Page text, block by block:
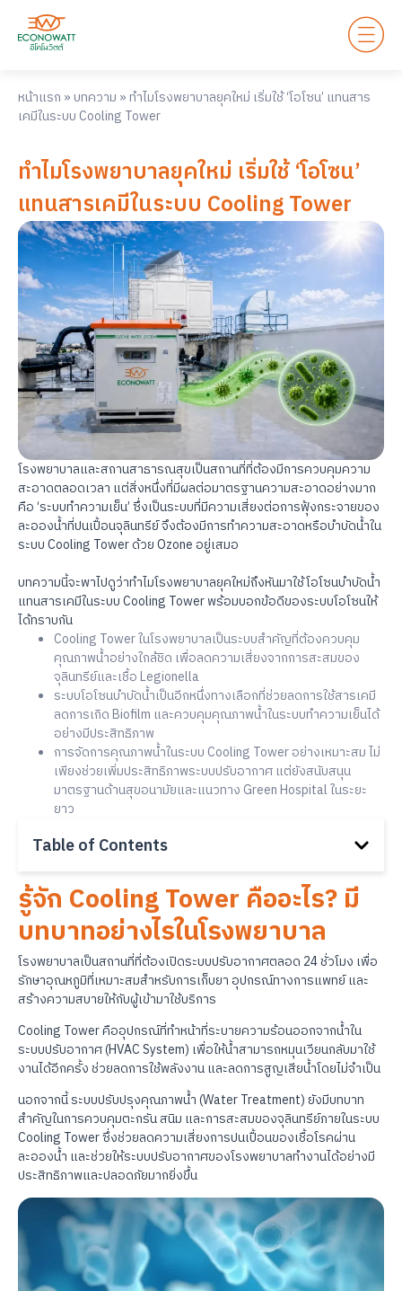
หน้าแรก » บทความ » ทำไมโรงพยาบาลยุคใหม่ เริ่มใช้ ‘โอโซน’ แทนสาร
เคมีในระบบ Cooling Tower
ทำไมโรงพยาบาลยุคใหม่ เริ่มใช้ ‘โอโซน’
แทนสารเคมีในระบบ Cooling Tower
โรงพยาบาลและสถานสาธารณสุขเป็นสถานที่ที่ต้องมีการควบคุมความ
สะอาดตลอดเวลา แต่สิ่งหนึ่งที่มีผลต่อมาตรฐานความสะอาดอย่างมาก
คือ ‘ระบบทำความเย็น’ ซึ่งเป็นระบบที่มีความเสี่ยงต่อการฟุ้งกระจายของ
ละอองน้ำที่ปนเปื้อนจุลินทรีย์ จึงต้องมีการทำความสะอาดหรือบำบัดน้ำใน
ระบบ Cooling Tower ด้วย Ozone อยู่เสมอ
บทความนี้จะพาไปดูว่าทำไมโรงพยาบาลยุคใหม่ถึงหันมาใช้โอโซนบำบัดน้ำ
แทนสารเคมีในระบบ Cooling Tower พร้อมบอกข้อดีของระบบโอโซนให้
ได้ทราบกัน
Cooling Tower ในโรงพยาบาลเป็นระบบสำคัญที่ต้องควบคุม
คุณภาพน้ำอย่างใกล้ชิด เพื่อลดความเสี่ยงจากการสะสมของ
จุลินทรีย์และเชื้อ Legionella
ระบบโอโซนบำบัดน้ำเป็นอีกหนึ่งทางเลือกที่ช่วยลดการใช้สารเคมี
ลดการเกิด Biofilm และควบคุมคุณภาพน้ำในระบบทำความเย็นได้
อย่างมีประสิทธิภาพ
การจัดการคุณภาพน้ำในระบบ Cooling Tower อย่างเหมาะสม ไม่
เพียงช่วยเพิ่มประสิทธิภาพระบบปรับอากาศ แต่ยังสนับสนุน
มาตรฐานด้านสุขอนามัยและแนวทาง Green Hospital ในระยะ
ยาว
Table of Contents
รู้จัก Cooling Tower คืออะไร? มี
บทบาทอย่างไรในโรงพยาบาล
โรงพยาบาลเป็นสถานที่ที่ต้องเปิดระบบปรับอากาศตลอด 24 ชั่วโมง เพื่อ
รักษาอุณหภูมิที่เหมาะสมสำหรับการเก็บยา อุปกรณ์ทางการแพทย์ และ
สร้างความสบายให้กับผู้เข้ามาใช้บริการ
Cooling Tower คืออุปกรณ์ที่ทำหน้าที่ระบายความร้อนออกจากน้ำใน
ระบบปรับอากาศ (HVAC System) เพื่อให้น้ำสามารถหมุนเวียนกลับมาใช้
งานได้อีกครั้ง ช่วยลดการใช้พลังงาน และลดการสูญเสียน้ำโดยไม่จำเป็น
นอกจากนี้ ระบบปรับปรุงคุณภาพน้ำ (Water Treatment) ยังมีบทบาท
สำคัญในการควบคุมตะกรัน สนิม และการสะสมของจุลินทรีย์ภายในระบบ
Cooling Tower ซึ่งช่วยลดความเสี่ยงการปนเปื้อนของเชื้อโรคผ่าน
ละอองน้ำ และช่วยให้ระบบปรับอากาศของโรงพยาบาลทำงานได้อย่างมี
ประสิทธิภาพและปลอดภัยมากยิ่งขึ้น